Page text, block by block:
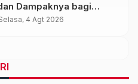
Dampaknya bagi
4 Agt 2026